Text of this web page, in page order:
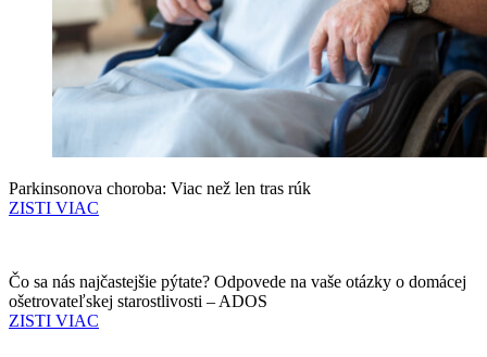
Parkinsonova choroba: Viac než len tras rúk
ZISTI VIAC
Čo sa nás najčastejšie pýtate? Odpovede na vaše otázky o domácej
ošetrovateľskej starostlivosti – ADOS
ZISTI VIAC